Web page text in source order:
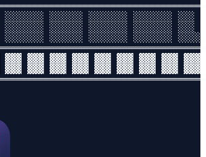
░░░░░░░ ░░░░░░ ░░░░░░░ ░░░░░░░
░░░░░░░ ░░░░░░ ░░░░░░░ ░░░░░░░
░░░░░░░ ░░░░░░ ░░░░░░░ ░░░░░░░
▓▓▓ ▓▓▓ ▓▓▓ ▓▓▓ ▓▓▓ ▓▓▓ ▓▓▓ ▓▓▓
▓▓▓ ▓▓▓ ▓▓▓ ▓▓▓ ▓▓▓ ▓▓▓ ▓▓▓ ▓▓▓